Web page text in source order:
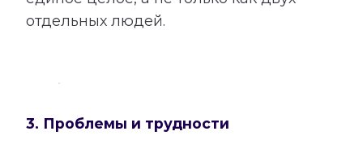
отдельных людей.
3. Проблемы и трудности